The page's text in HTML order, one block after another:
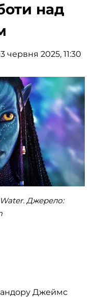
над
червня 2025, 11:30
Джерело:
Джеймс